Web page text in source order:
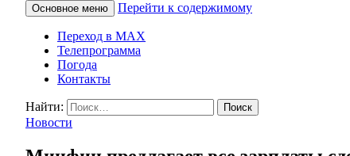
КАМЧАТСКОЕ
Основное меню Перейти к содержимому
Переход в MAX
Телепрограмма
Погода
Контакты
Найти:
Новости